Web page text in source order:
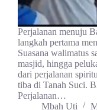
Perjalanan menuju
langkah pertama
Suasana walimatus
masjid, hingga
dari perjalanan
tiba di Tanah Suci.
Perjalanan…
Mbah Uti